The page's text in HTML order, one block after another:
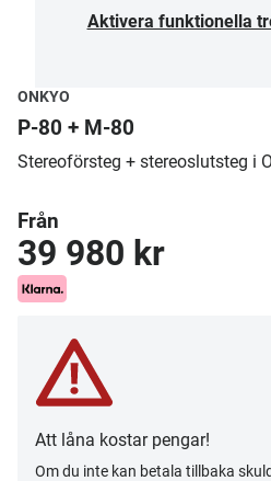
Aktivera funktionella
ONKYO
P-80 + M-80
Stereoförsteg + stereoslutsteg i
Från
39 980 kr
Att låna kostar pengar!
Om du inte kan betala tillbaka